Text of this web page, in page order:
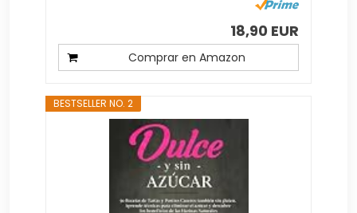
18,90 EUR
Comprar en Amazon
BESTSELLER NO. 2